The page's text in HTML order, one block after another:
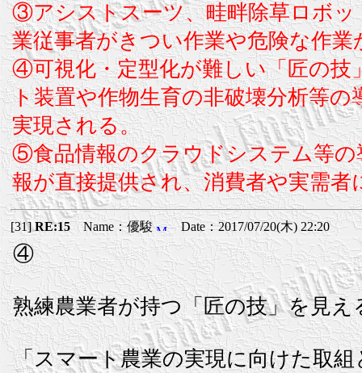
③アシストスーツ、畦畔除草ロボッ
業従事者がきつい作業や危険な作
④可視化・定型化が難しい「匠の技
ト装置や作物生育の非破壊分析等
実現される。
⑤食品情報のクラウドシステム等の
報が直接提供され、消費者や実需
[31]RE:15Name：優駿 Date：2017/07/20(木) 22:20
④
熟練農業者が持つ「匠の技」を見
「スマート農業の実現に向けた取